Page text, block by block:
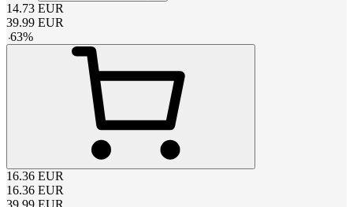
14.73 EUR
39.99 EUR
-63%
16.36 EUR
16.36 EUR
39.99 EUR